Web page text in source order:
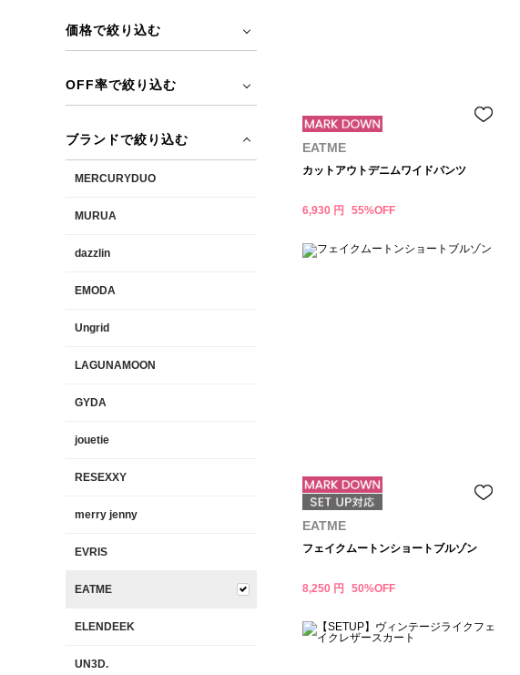
EATME
カットアウトデニムワイドパンツ
6,930 円 55%OFF
EATME
フェイクムートンショートブルゾン
8,250 円 50%OFF
価格で絞り込む
OFF率で絞り込む
ブランドで絞り込む
MERCURYDUO
MURUA
dazzlin
EMODA
Ungrid
LAGUNAMOON
GYDA
jouetie
RESEXXY
merry jenny
EVRIS
EATME
ELENDEEK
UN3D.